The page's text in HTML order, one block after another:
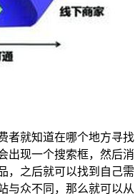
者就知道在哪个地方寻找
出现一个搜索框，然后消
，之后就可以找到自己需
与众不同，那么就可以从